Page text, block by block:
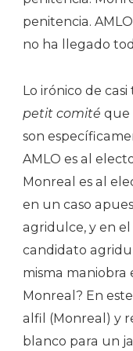
penitencia.
no ha llegado
Lo irónico de casi
petit comité que
son
AMLO es al
Monreal es al
en un caso
agridulce, y en el
candidato
misma maniobra
Monreal? En
alfil (Monreal) y
blanco para un